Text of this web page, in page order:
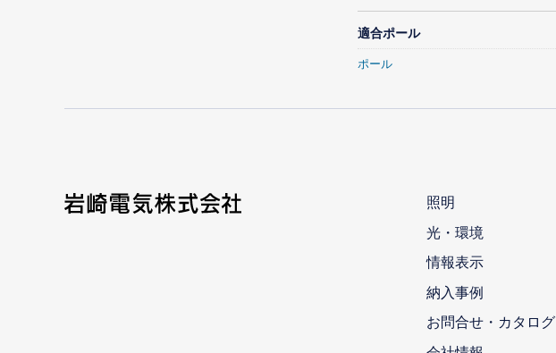
適合ポール
ポール
照明
光・環境
情報表示
納入事例
お問合せ・カタログ